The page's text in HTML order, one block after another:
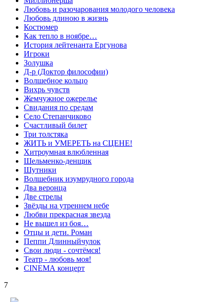
Любовь и разочарования молодого человека
Любовь длиною в жизнь
Костюмер
Как тепло в ноябре…
История лейтенанта Ергунова
Игроки
Золушка
Д-р (Доктор философии)
Волшебное кольцо
Вихрь чувств
Жемчужное ожерелье
Свидания по средам
Село Степанчиково
Счастливый билет
Три толстяка
ЖИТЬ и УМЕРЕТЬ на СЦЕНЕ!
Хитроумная влюбленная
Шельменко-денщик
Шутники
Волшебник изумрудного города
Два веронца
Две стрелы
Звёзды на утреннем небе
Любви прекрасная звезда
Не вышел из боя…
Отцы и дети. Роман
Пеппи Длинныйчулок
Свои люди - сочтёмся!
Театр - любовь моя!
СINЕМА концерт
7